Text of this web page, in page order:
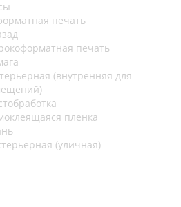
печать
печать
(внутренняя для
пленка
(уличная)